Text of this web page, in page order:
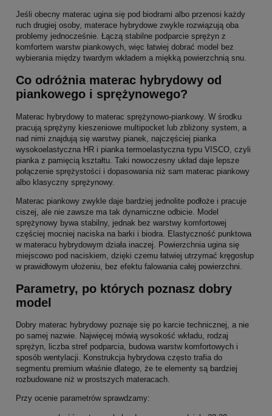
Jeśli obecny materac ugina się pod biodrami albo przenosi każdy
ruch drugiej osoby, materace hybrydowe zwykle rozwiązują oba
problemy jednocześnie. Łączą stabilne podparcie sprężyn z
komfortem warstw piankowych, więc łatwiej dobrać model bez
wybierania między twardym wkładem a miękką powierzchnią snu.
Co odróżnia materac hybrydowy od
piankowego i sprężynowego?
Materac hybrydowy to materac sprężynowo-piankowy. W środku
pracują sprężyny kieszeniowe multipocket lub zbliżony system, a
nad nimi znajdują się warstwy pianek, najczęściej pianka
wysokoelastyczna HR i pianka termoelastyczna typu VISCO, czyli
pianka z pamięcią kształtu. Taki nowoczesny układ daje lepsze
połączenie sprężystości i dopasowania niż sam materac piankowy
albo klasyczny sprężynowy.
Materac piankowy zwykle daje bardziej jednolite podłoże i pracuje
ciszej, ale nie zawsze ma tak dynamiczne odbicie. Model
sprężynowy bywa stabilny, jednak bez warstwy komfortowej
częściej mocniej naciska na barki i biodra. Elastyczność punktowa
w materacu hybrydowym działa inaczej. Powierzchnia ugina się
miejscowo pod naciskiem, dzięki czemu łatwiej utrzymać kręgosłup
w prawidłowym ułożeniu, bez efektu falowania całej powierzchni.
Parametry, po których poznasz dobry
model
Dobry materac hybrydowy poznaje się po karcie technicznej, a nie
po samej nazwie. Najwięcej mówią wysokość wkładu, rodzaj
sprężyn, liczba stref podparcia, budowa warstw komfortowych i
sposób wentylacji. Konstrukcja hybrydowa często trafia do
segmentu premium właśnie dlatego, że te elementy są bardziej
rozbudowane niż w prostszych materacach.
Przy ocenie parametrów sprawdzamy: